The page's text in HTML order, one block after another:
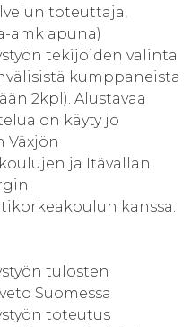
toteuttaja,
amk apuna)
tekijöiden valinta
kumppaneista
2kpl). Alustavaa
on käyty jo
Växjön
ja Itävallan
kanssa.
tulosten
Suomessa
toteutus